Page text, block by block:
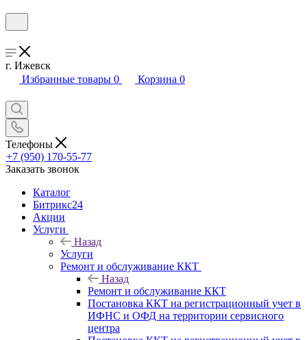
г. Ижевск
Избранные товары 0 Корзина 0
Телефоны
+7 (950) 170-55-77
Заказать звонок
Каталог
Битрикс24
Акции
Услуги
Назад
Услуги
Ремонт и обслуживание ККТ
Назад
Ремонт и обслуживание ККТ
Постановка ККТ на регистрационный учет в
ИФНС и ОФД на территории сервисного
центра